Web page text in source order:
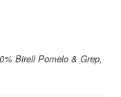
Birell Pomelo & Grep,